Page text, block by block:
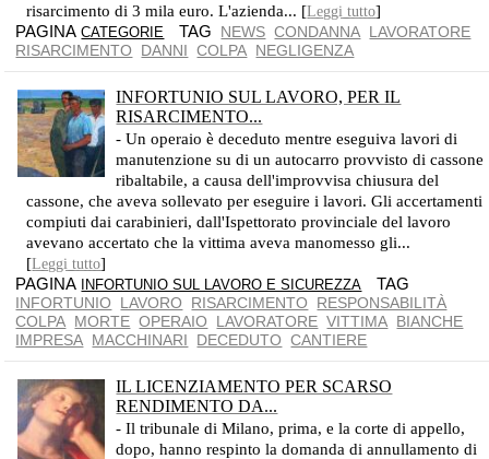
risarcimento di 3 mila euro. L'azienda... [Leggi tutto]
PAGINACATEGORIE TAG NEWS CONDANNA LAVORATORE
RISARCIMENTO
DANNI COLPA NEGLIGENZA
INFORTUNIO SUL LAVORO, PER IL
RISARCIMENTO...
- Un operaio è deceduto mentre eseguiva lavori di
manutenzione su di un autocarro provvisto di cassone
ribaltabile, a causa dell'improvvisa chiusura del
cassone, che aveva sollevato per eseguire i lavori. Gli accertamenti
compiuti dai carabinieri, dall'Ispettorato provinciale del lavoro
avevano accertato che la vittima aveva manomesso gli...
[Leggi tutto]
PAGINA INFORTUNIO SUL LAVORO E SICUREZZA TAG
INFORTUNIO LAVORO RISARCIMENTO
RESPONSABILITÀ
COLPA MORTE OPERAIO LAVORATORE VITTIMA BIANCHE
IMPRESA MACCHINARI DECEDUTO CANTIERE
IL LICENZIAMENTO PER SCARSO
RENDIMENTO DA...
- Il tribunale di Milano, prima, e la corte di appello,
dopo, hanno respinto la domanda di annullamento di